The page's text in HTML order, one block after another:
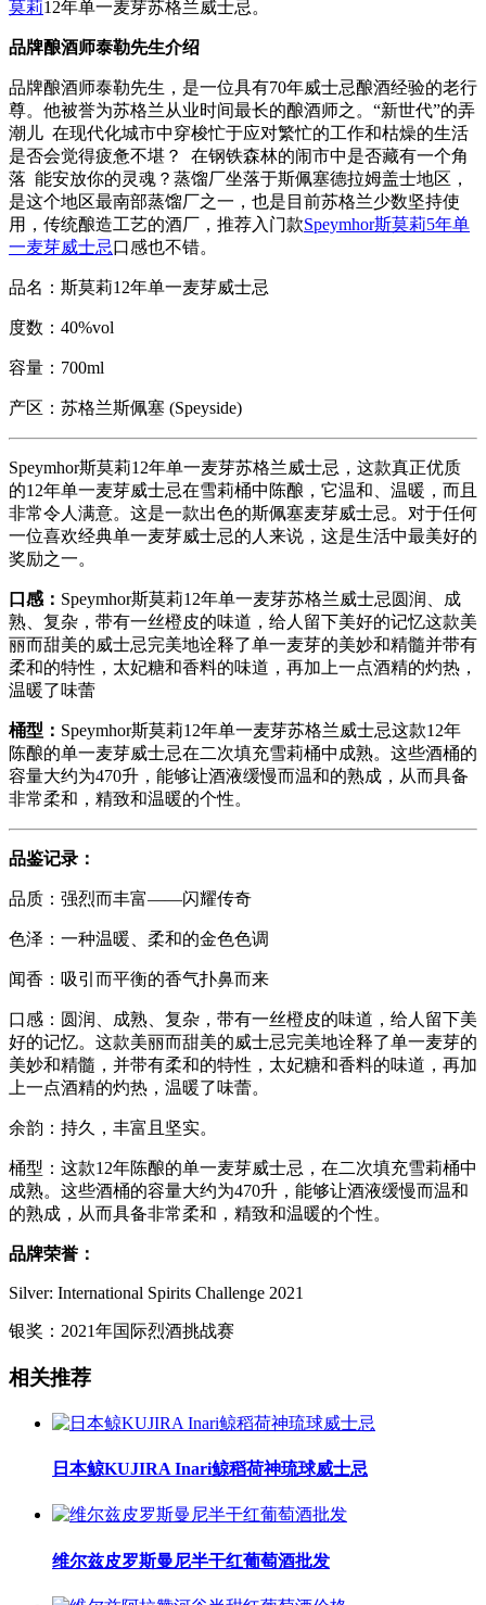
莫莉12年单一麦芽苏格兰威士忌。
品牌酿酒师泰勒先生介绍
品牌酿酒师泰勒先生，是一位具有70年威士忌酿酒经验的老行
尊。他被誉为苏格兰从业时间最长的酿酒师之。“新世代”的弄
潮儿 在现代化城市中穿梭忙于应对繁忙的工作和枯燥的生活
是否会觉得疲惫不堪？ 在钢铁森林的闹市中是否藏有一个角
落 能安放你的灵魂？蒸馏厂坐落于斯佩塞德拉姆盖士地区，
是这个地区最南部蒸馏厂之一，也是目前苏格兰少数坚持使
用，传统酿造工艺的酒厂，推荐入门款Speymhor斯莫莉5年单
一麦芽威士忌口感也不错。
品名：斯莫莉12年单一麦芽威士忌
度数：40%vol
容量：700ml
产区：苏格兰斯佩塞 (Speyside)
Speymhor斯莫莉12年单一麦芽苏格兰威士忌，这款真正优质
的12年单一麦芽威士忌在雪莉桶中陈酿，它温和、温暖，而且
非常令人满意。这是一款出色的斯佩塞麦芽威士忌。对于任何
一位喜欢经典单一麦芽威士忌的人来说，这是生活中最美好的
奖励之一。
口感： Speymhor斯莫莉12年单一麦芽苏格兰威士忌圆润、成
熟、复杂，带有一丝橙皮的味道，给人留下美好的记忆这款美
丽而甜美的威士忌完美地诠释了单一麦芽的美妙和精髓并带有
柔和的特性，太妃糖和香料的味道，再加上一点酒精的灼热，
温暖了味蕾
桶型： Speymhor斯莫莉12年单一麦芽苏格兰威士忌这款12年
陈酿的单一麦芽威士忌在二次填充雪莉桶中成熟。这些酒桶的
容量大约为470升，能够让酒液缓慢而温和的熟成，从而具备
非常柔和，精致和温暖的个性。
品鉴记录：
品质：强烈而丰富——闪耀传奇
色泽：一种温暖、柔和的金色色调
闻香：吸引而平衡的香气扑鼻而来
口感：圆润、成熟、复杂，带有一丝橙皮的味道，给人留下美
好的记忆。这款美丽而甜美的威士忌完美地诠释了单一麦芽的
美妙和精髓，并带有柔和的特性，太妃糖和香料的味道，再加
上一点酒精的灼热，温暖了味蕾。
余韵：持久，丰富且坚实。
桶型：这款12年陈酿的单一麦芽威士忌，在二次填充雪莉桶中
成熟。这些酒桶的容量大约为470升，能够让酒液缓慢而温和
的熟成，从而具备非常柔和，精致和温暖的个性。
品牌荣誉：
Silver: International Spirits Challenge 2021
银奖：2021年国际烈酒挑战赛
相关推荐
日本鲸KUJIRA Inari鲸稻荷神琉球威士忌
维尔兹皮罗斯曼尼半干红葡萄酒批发